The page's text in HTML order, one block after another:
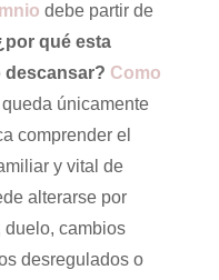
debe partir de
qué esta
descansar? Como
únicamente
comprender el
y vital de
alterarse por
duelo, cambios
desregulados o